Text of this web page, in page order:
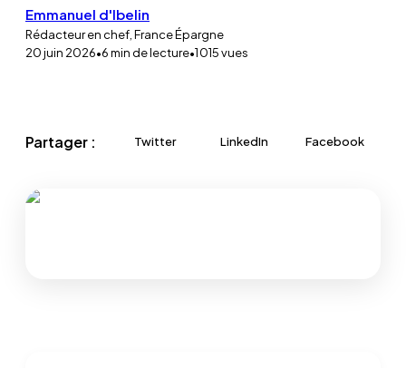
Emmanuel d'Ibelin
Rédacteur en chef, France Épargne
20 juin 2026•6min de lecture•1 015vues
Partager : Twitter LinkedIn Facebook